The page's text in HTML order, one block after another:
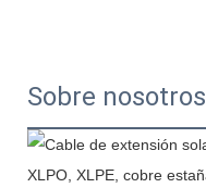
Sobre nosotros